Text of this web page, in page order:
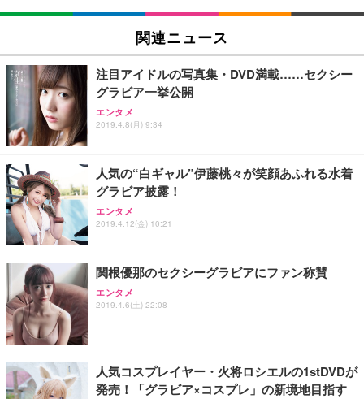
SIHOO B100 オフィスチェア／デスクチェア メッシ
ュチェア 人間工学 疲れない ブラック
￥27,999
Sezlife オフィスチェア デスクチェア 疲れない テレ
ワーク チェア 強化バックレスト 30度ロッキング機
能 人間工学 椅子 腰サポート 90度跳ね上げ式アーム
務用 おしゃれ パソコンチェア (ブラック)
Sezlife オフィスチェア デスクチェア 疲れない テレ
ワーク チェア 強化バックレスト 30度ロッキング機
能 人間工学 椅子 腰サポート 90度跳ね上げ式アーム
務用 おしゃれ パソコンチェア (ホワイト)
ANDWINT オフィスチェア デスクチェア 肘なし メ
ッシュ 通気性 ランバーサポート付き 腰サポート ガ
EIZO ビジネス向けプレミアムモニター | FlexScan
￥109,572
【純正品】27"ゲーミングモニター DualSense 充電
フック付き（CFI-ZDM1J）
【整備済み品】Dell E2724HS 27インチ 液晶モニタ
ー フルHD（1920×1080）VA 非光沢 HDMI/DisplayP
ort/VGA スピーカー内蔵 高さ調整 スイベル VESA対
【MiniLED/24.5inch/280Hz/FHD】GRAPHT THE S
HOOTER Gaming Monitor 24” Essential ゲーミン
Amazonベーシック ペットシーツ 厚型 ワイド 42枚
x2袋(84枚) ホワイト(吸収面:ライトブルー)
￥3,234
ネオ・ルーライフ ネオ・オムツ L 中型犬用 26枚入
り 単品
Smart Basic(スマートベーシック) 【Amazon.co.jp
限定】 Smart Basic アイリスオーヤマ ペットシーツ
超厚型 お徳用 ワイド 100枚入 (x 1) (ケース販売)
アイリスオーヤマ ペットシーツ 超厚型 お徳用 レギ
関連ニュース
注目アイドルの写真集・DVD満載……セクシー
グラビア一挙公開
エンタメ
2019.4.8(月) 9:34
人気の“白ギャル”伊藤桃々が笑顔あふれる水着
グラビア披露！
エンタメ
2019.4.12(金) 10:21
関根優那のセクシーグラビアにファン称賛
エンタメ
2019.4.6(土) 22:08
人気コスプレイヤー・火将ロシエルの1stDVDが
発売！「グラビア×コスプレ」の新境地目指す